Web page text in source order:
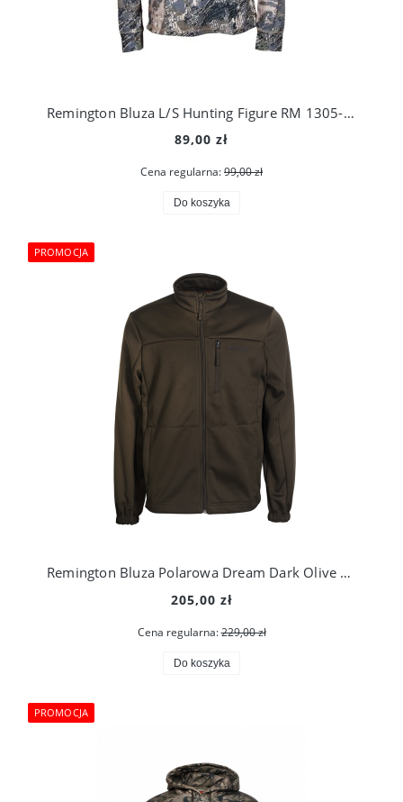
Remington Bluza L/S Hunting Figure RM 1305-993
89,00 zł
Cena regularna:99,00 zł
Do koszyka
Remington Bluza Polarowa Dream Dark Olive RM 1107-903
205,00 zł
Cena regularna:229,00 zł
Do koszyka
PROMOCJA
PROMOCJA